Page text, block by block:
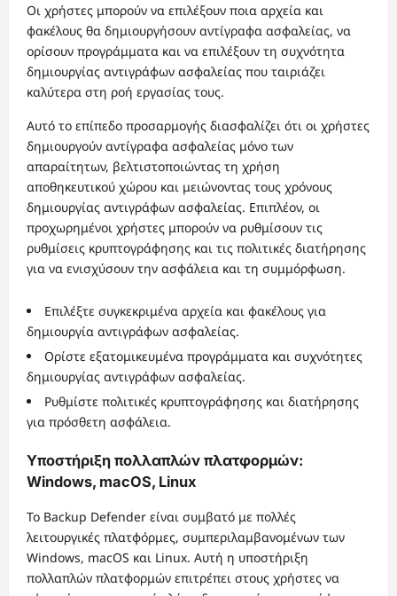
Οι χρήστες μπορούν να επιλέξουν ποια αρχεία και
φακέλους θα δημιουργήσουν αντίγραφα ασφαλείας, να
ορίσουν προγράμματα και να επιλέξουν τη συχνότητα
δημιουργίας αντιγράφων ασφαλείας που ταιριάζει
καλύτερα στη ροή εργασίας τους.
Αυτό το επίπεδο προσαρμογής διασφαλίζει ότι οι χρήστες
δημιουργούν αντίγραφα ασφαλείας μόνο των
απαραίτητων, βελτιστοποιώντας τη χρήση
αποθηκευτικού χώρου και μειώνοντας τους χρόνους
δημιουργίας αντιγράφων ασφαλείας. Επιπλέον, οι
προχωρημένοι χρήστες μπορούν να ρυθμίσουν τις
ρυθμίσεις κρυπτογράφησης και τις πολιτικές διατήρησης
για να ενισχύσουν την ασφάλεια και τη συμμόρφωση.
Επιλέξτε συγκεκριμένα αρχεία και φακέλους για
δημιουργία αντιγράφων ασφαλείας.
Ορίστε εξατομικευμένα προγράμματα και συχνότητες
δημιουργίας αντιγράφων ασφαλείας.
Ρυθμίστε πολιτικές κρυπτογράφησης και διατήρησης
για πρόσθετη ασφάλεια.
Υποστήριξη πολλαπλών πλατφορμών:
Windows, macOS, Linux
Το Backup Defender είναι συμβατό με πολλές
λειτουργικές πλατφόρμες, συμπεριλαμβανομένων των
Windows, macOS και Linux. Αυτή η υποστήριξη
πολλαπλών πλατφορμών επιτρέπει στους χρήστες να